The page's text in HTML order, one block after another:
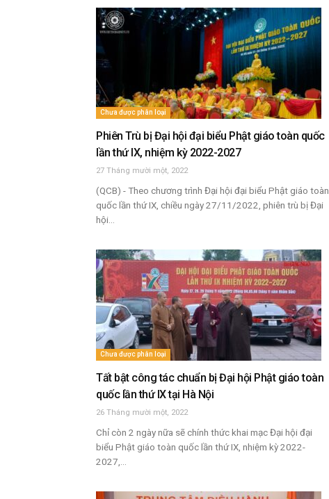
Chưa được phân loại
Phiên Trù bị Đại hội đại biểu Phật giáo toàn quốc
lần thứ IX, nhiệm kỳ 2022-2027
27 Tháng mười một, 2022
(QCB) - Theo chương trình Đại hội đại biểu Phật giáo toàn
quốc lần thứ IX, chiều ngày 27/11/2022, phiên trù bị Đại
hội...
Chưa được phân loại
Tất bật công tác chuẩn bị Đại hội Phật giáo toàn
quốc lần thứ IX tại Hà Nội
26 Tháng mười một, 2022
Chỉ còn 2 ngày nữa sẽ chính thức khai mạc Đại hội đại
biểu Phật giáo toàn quốc lần thứ IX, nhiệm kỳ 2022-
2027,...